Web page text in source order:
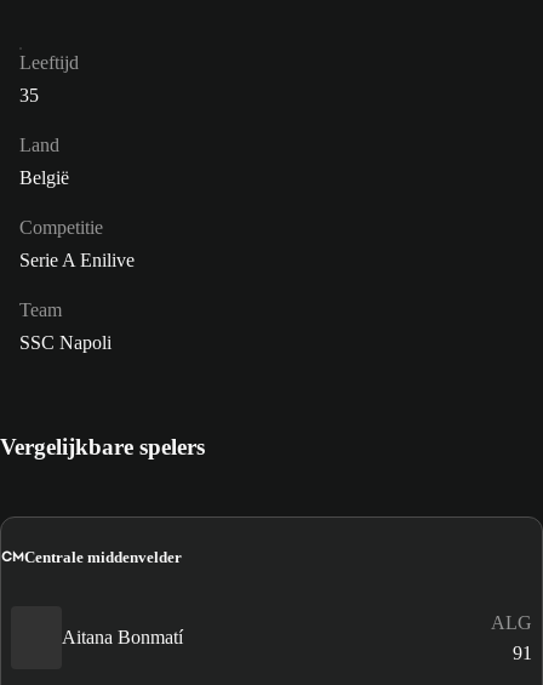
Leeftijd
35
Land
België
Competitie
Serie A Enilive
Team
SSC Napoli
Vergelijkbare spelers
CMCentrale middenvelder
Aitana Bonmatí
ALG
91